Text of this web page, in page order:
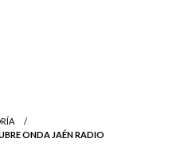
ONDA JAÉN RADIO